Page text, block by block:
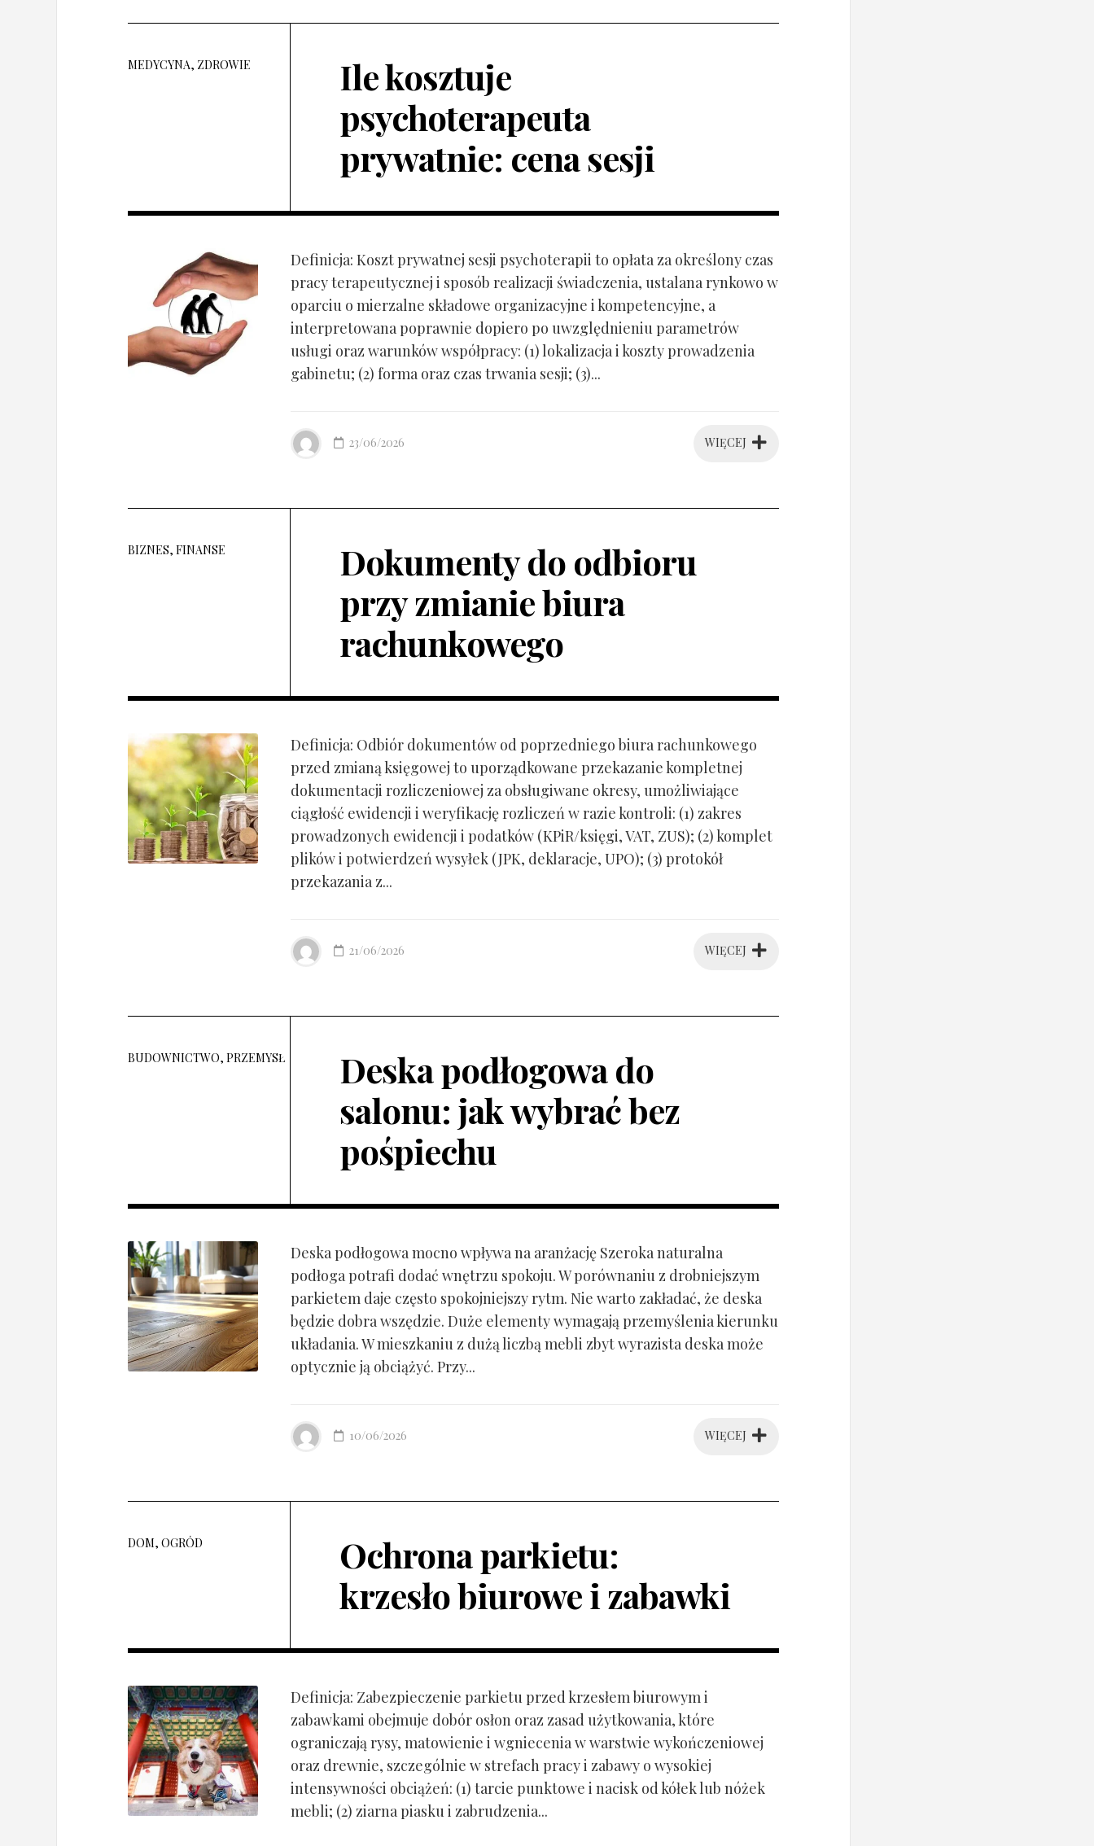
MEDYCYNA, ZDROWIE
Ile kosztuje
psychoterapeuta
prywatnie: cena sesji
Definicja: Koszt prywatnej sesji psychoterapii to opłata za określony czas
pracy terapeutycznej i sposób realizacji świadczenia, ustalana rynkowo w
oparciu o mierzalne składowe organizacyjne i kompetencyjne, a
interpretowana poprawnie dopiero po uwzględnieniu parametrów
usługi oraz warunków współpracy: (1) lokalizacja i koszty prowadzenia
gabinetu; (2) forma oraz czas trwania sesji; (3)...
WIĘCEJ
23/06/2026
BIZNES, FINANSE
Dokumenty do odbioru
przy zmianie biura
rachunkowego
Definicja: Odbiór dokumentów od poprzedniego biura rachunkowego
przed zmianą księgowej to uporządkowane przekazanie kompletnej
dokumentacji rozliczeniowej za obsługiwane okresy, umożliwiające
ciągłość ewidencji i weryfikację rozliczeń w razie kontroli: (1) zakres
prowadzonych ewidencji i podatków (KPiR/księgi, VAT, ZUS); (2) komplet
plików i potwierdzeń wysyłek (JPK, deklaracje, UPO); (3) protokół
przekazania z...
WIĘCEJ
21/06/2026
BUDOWNICTWO, PRZEMYSŁ
Deska podłogowa do
salonu: jak wybrać bez
pośpiechu
Deska podłogowa mocno wpływa na aranżację Szeroka naturalna
podłoga potrafi dodać wnętrzu spokoju. W porównaniu z drobniejszym
parkietem daje często spokojniejszy rytm. Nie warto zakładać, że deska
będzie dobra wszędzie. Duże elementy wymagają przemyślenia kierunku
układania. W mieszkaniu z dużą liczbą mebli zbyt wyrazista deska może
optycznie ją obciążyć. Przy...
WIĘCEJ
10/06/2026
DOM, OGRÓD
Ochrona parkietu:
krzesło biurowe i zabawki
Definicja: Zabezpieczenie parkietu przed krzesłem biurowym i
zabawkami obejmuje dobór osłon oraz zasad użytkowania, które
ograniczają rysy, matowienie i wgniecenia w warstwie wykończeniowej
oraz drewnie, szczególnie w strefach pracy i zabawy o wysokiej
intensywności obciążeń: (1) tarcie punktowe i nacisk od kółek lub nóżek
mebli; (2) ziarna piasku i zabrudzenia...